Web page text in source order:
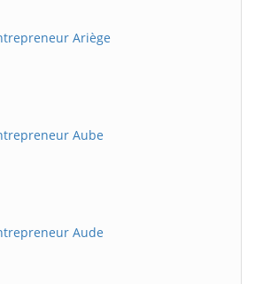
Ariège
Aube
Aude